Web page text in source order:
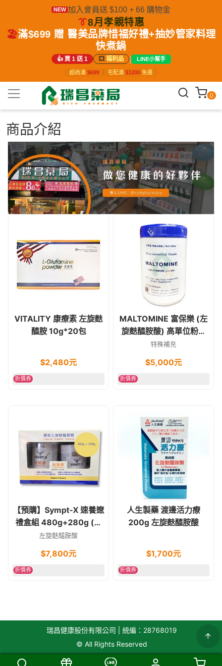
NEW 加入會員送 $100 + 66 購物金
👔8月孝親特惠
🏖️滿$699 贈 醫美品牌惜福好禮+抽妙管家料理
快煮鍋
👍 買 1 送 1 💥福利品 | LINE小幫手
超商滿 $699 宅配滿 $1200 免運
0
商品介紹
VITALITY 康療素 左旋麩
醯胺 10g*20包
$2,480元
折價券
MALTOMINE 富保樂 (左
旋麩醯胺酸) 高單位粉末
500g
特殊補充
$5,000元
折價券
【預購】Sympt-X 速養遼
禮盒組 480g+280g (原
速養療)
左旋麩醯胺酸
$7,800元
折價券
人生製藥 渡邊活力療
200g 左旋麩醯胺酸
$1,700元
折價券
瑞昌健康股份有限公司 | 統編：28768019
© All Rights Reserved